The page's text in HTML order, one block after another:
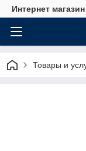
Интернет
Товары и